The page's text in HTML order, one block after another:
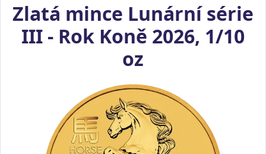
Zlatá mince Lunární série
III - Rok Koně 2026, 1/10
oz